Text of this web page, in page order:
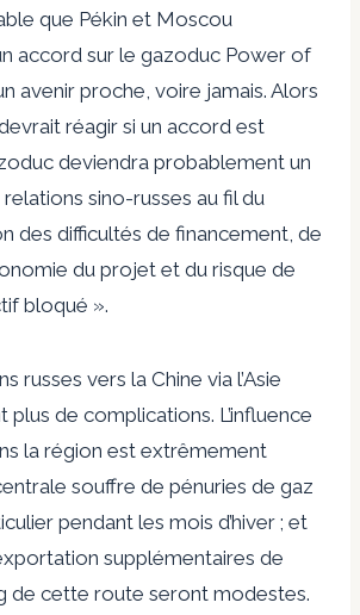
que Pékin et Moscou
accord sur le gazoduc Power of
avenir proche, voire jamais. Alors
réagir si un accord est
deviendra probablement un
sino-russes au fil du
des difficultés de financement, de
du projet et du risque de
bloqué ».
russes vers la Chine via l’Asie
de complications. L’influence
la région est extrêmement
souffre de pénuries de gaz
pendant les mois d’hiver ; et
supplémentaires de
de cette route seront modestes.